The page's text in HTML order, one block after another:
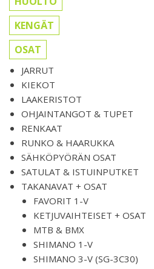
KENGÄT
OSAT
JARRUT
KIEKOT
LAAKERISTOT
OHJAINTANGOT & TUPET
RENKAAT
RUNKO & HAARUKKA
SÄHKÖPYÖRÄN OSAT
SATULAT & ISTUINPUTKET
TAKANAVAT + OSAT
FAVORIT 1-V
KETJUVAIHTEISET + OSAT
MTB & BMX
SHIMANO 1-V
SHIMANO 3-V (SG-3C30)